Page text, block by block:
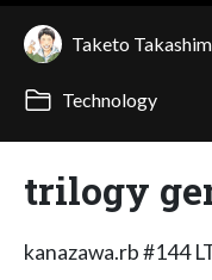
Taketo
Technology
trilogy
kanazawa.rb #144